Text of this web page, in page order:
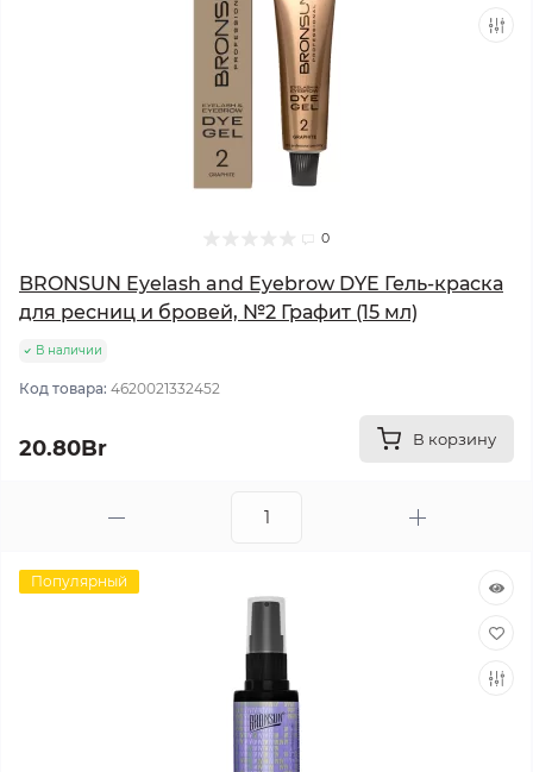
0
BRONSUN Eyelash and Eyebrow DYE Гель-краска
для ресниц и бровей, №2 Графит (15 мл)
В наличии
Код товара: 4620021332452
20.80Br В корзину
Популярный